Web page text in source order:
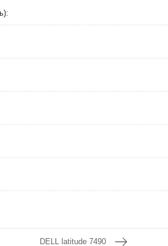
DELL latitude 7490